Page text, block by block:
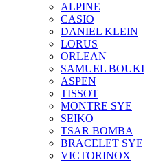
ALPINE
CASIO
DANIEL KLEIN
LORUS
ORLEAN
SAMUEL BOUKI
ASPEN
TISSOT
MONTRE SYE
SEIKO
TSAR BOMBA
BRACELET SYE
VICTORINOX